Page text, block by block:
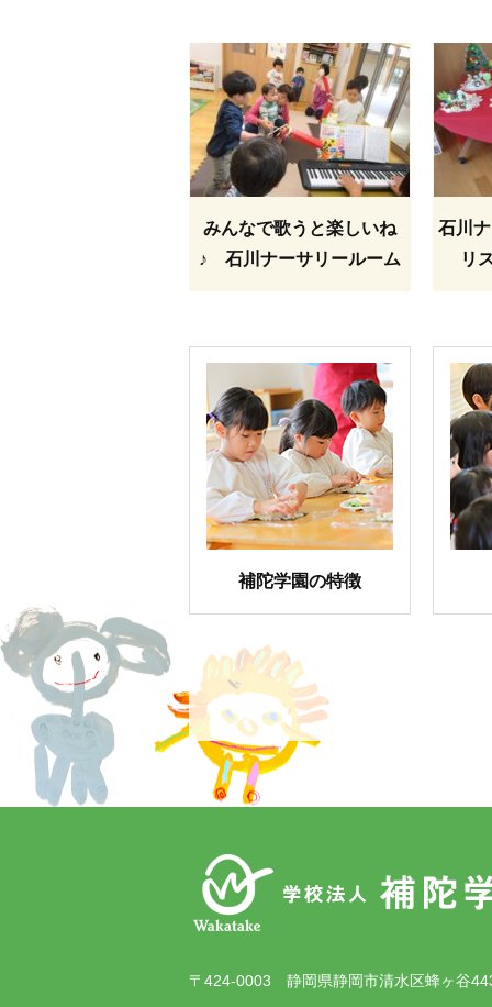
みんなで歌うと楽しいね
♪ 石川ナーサリールーム
石川
リ
補陀学園の特徴
〒424-0003 静岡県静岡市清水区蜂ヶ谷